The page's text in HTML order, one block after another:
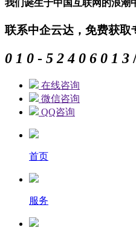
我们诞生于中国互联网的浪潮
联系中企云达，免费获取
0 1 0 - 5 2 4 0 6 0 1 3
在线咨询
微信咨询
QQ咨询
首页
服务